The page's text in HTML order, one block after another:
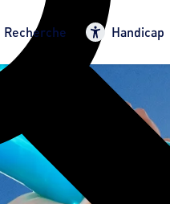
Recherche Handicap